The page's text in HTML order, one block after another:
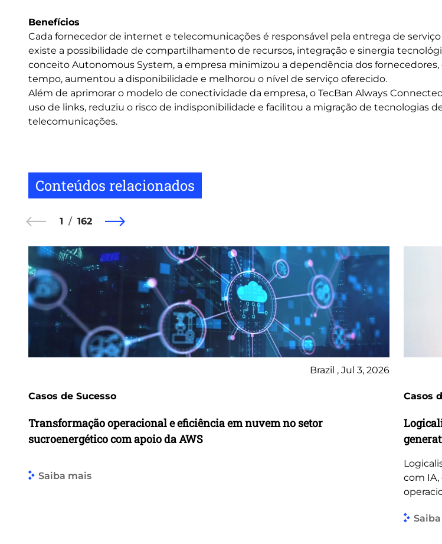
Benefícios
Cada fornecedor de internet e telecomunicações é responsável pela entrega de
existe a possibilidade de compartilhamento de recursos, integração e sinergia
conceito Autonomous System, a empresa minimizou a dependência dos fornecedores,
tempo, aumentou a disponibilidade e melhorou o nível de serviço oferecido.
Além de aprimorar o modelo de conectividade da empresa, o TecBan Always
uso de links, reduziu o risco de indisponibilidade e facilitou a migração de tecnologias
telecomunicações.
Conteúdos relacionados
1 162
Brazil , Jul 3, 2026
Casos de Sucesso
Transformação operacional e eficiência em nuvem no setor
sucroenergético com apoio da AWS
Saiba mais
Casos
com IA,